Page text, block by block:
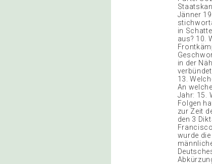
Jänner
in
aus? 10.
in der
13.
An
Jahr: 15.
Folgen
zur Zeit
den 3
wurde